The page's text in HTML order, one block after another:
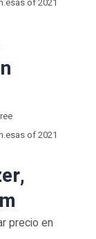
as of 2021
as of 2021
precio en